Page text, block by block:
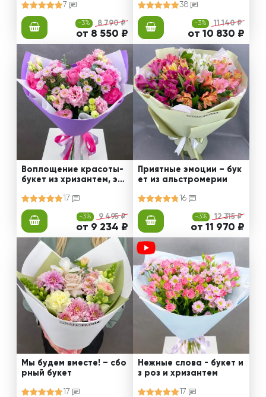
7
-3% 8 790 ₽
от 8 550 ₽
38
-3% 11 140 ₽
от 10 830 ₽
Воплощение красоты-
букет из хризантем, эус
17
-3% 9 495 ₽
от 9 234 ₽
Приятные эмоции – бук
ет из альстромерии
16
-3% 12 315 ₽
от 11 970 ₽
Мы будем вместе! – сбо
рный букет
17
Нежные слова - букет и
з роз и хризантем
17